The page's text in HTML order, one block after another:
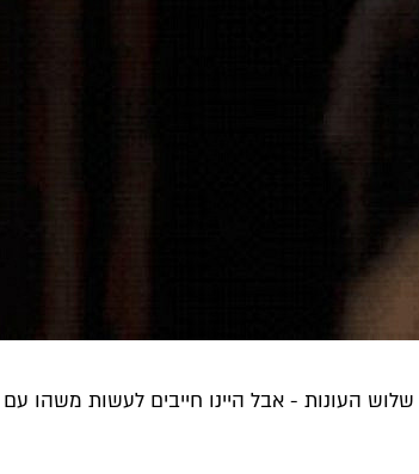
העונות - אבל היינו חייבים לעשות משהו